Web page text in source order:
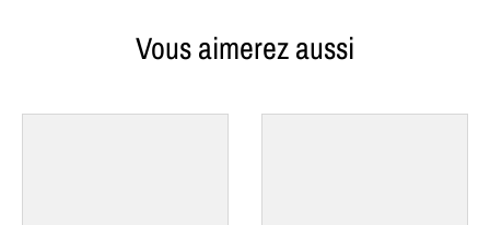
Vous aimerez aussi